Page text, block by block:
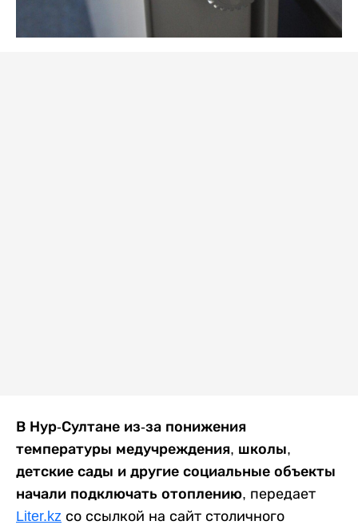
В Нур-Султане из-за понижения
температуры медучреждения, школы,
детские сады и другие социальные объекты
начали подключать отоплению, передает
Liter.kz со ссылкой на сайт столичного